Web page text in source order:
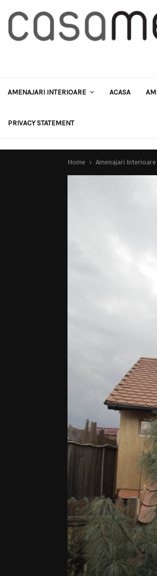
AMENAJARI INTERIOARE ACASA
PRIVACY STATEMENT
Home Amenajari Interioare